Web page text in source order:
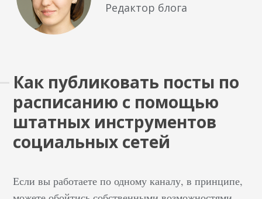
Редактор блога
Как публиковать посты по
расписанию с помощью
штатных инструментов
социальных сетей
Если вы работаете по одному каналу, в принципе,